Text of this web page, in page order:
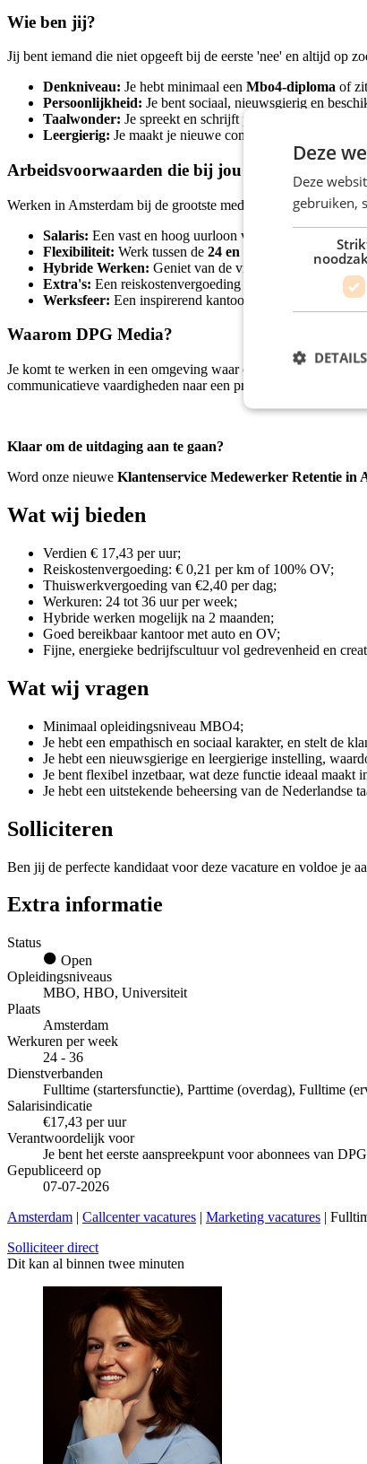
Wie ben jij?
Jij bent iemand die niet opgeeft bij de eerste 'nee' en altijd op
Denkniveau: Je hebt minimaal een Mbo4-diploma of
Persoonlijkheid: Je bent sociaal, nieuwsgierig en
Taalwonder: Je spreekt en schrijft perfect Nederlands.
Leergierig: Je maakt je nieuwe computersystemen
Arbeidsvoorwaarden die bij jou passen
Werken in Amsterdam bij de grootste mediagroep van de
Salaris: Een vast en hoog uurloon van
Flexibiliteit: Werk tussen de 24 en 36 uur per week
Hybride Werken: Geniet van de vrijheid! Na 2
Extra's: Een reiskostenvergoeding (100% OV) en een
Werksfeer: Een inspirerend kantoor in Amsterdam-
Waarom DPG Media?
Je komt te werken in een omgeving waar creativiteit en
communicatieve vaardigheden naar een professioneel niveau te
Klaar om de uitdaging aan te gaan?
Word onze nieuwe Klantenservice Medewerker Retentie in
Wat wij bieden
Verdien € 17,43 per uur;
Reiskostenvergoeding: € 0,21 per km of 100% OV;
Thuiswerkvergoeding van €2,40 per dag;
Werkuren: 24 tot 36 uur per week;
Hybride werken mogelijk na 2 maanden;
Goed bereikbaar kantoor met auto en OV;
Fijne, energieke bedrijfscultuur vol gedrevenheid en
Wat wij vragen
Minimaal opleidingsniveau MBO4;
Je hebt een empathisch en sociaal karakter, en stelt de
Je hebt een nieuwsgierige en leergierige instelling,
Je bent flexibel inzetbaar, wat deze functie ideaal maakt
Je hebt een uitstekende beheersing van de Nederlandse
Solliciteren
Ben jij de perfecte kandidaat voor deze vacature en voldoe je
Extra informatie
Status
Open
Opleidingsniveaus
MBO, HBO, Universiteit
Plaats
Amsterdam
Werkuren per week
24 - 36
Dienstverbanden
Fulltime (startersfunctie), Parttime (overdag), Fulltime
Salarisindicatie
€17,43 per uur
Verantwoordelijk voor
Je bent het eerste aanspreekpunt voor abonnees van
Gepubliceerd op
07-07-2026
Amsterdam | Callcenter vacatures | Marketing vacatures |
Solliciteer direct
Dit kan al binnen twee minuten
Deze
Deze
gebruiken,